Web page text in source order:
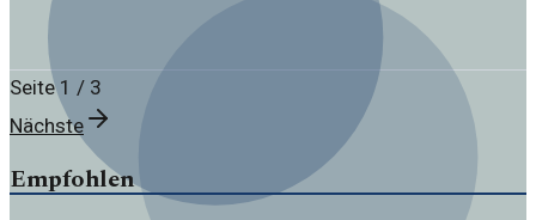
Seite1 / 3
Nächste
Empfohlen